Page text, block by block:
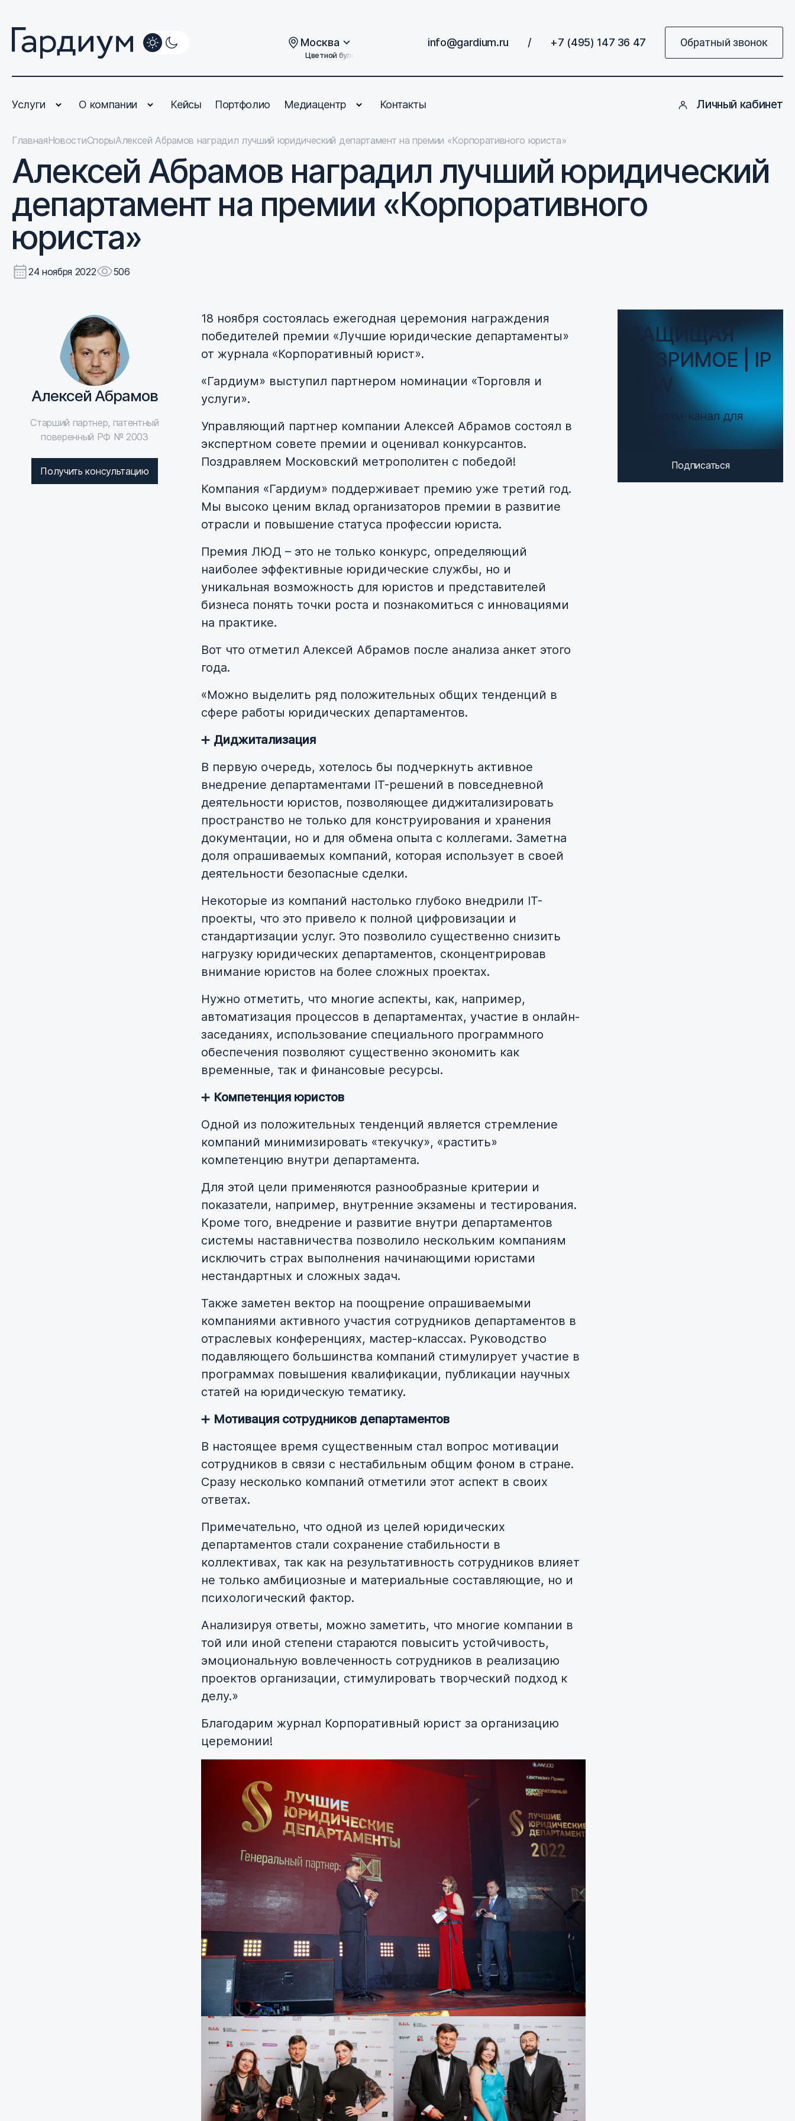
Москва
Цветной бульвар, дом 2
info@gardium.ru / +7 (495) 147 36 47 Обратный звонок
Услуги О компании Кейсы Портфолио Медиацентр Контакты Личный кабинет
ГлавнаяНовостиСпорыАлексей Абрамов наградил лучший юридический департамент на премии «Корпоративного юриста»
Алексей Абрамов наградил лучший юридический
департамент на премии «Корпоративного
юриста»
24 ноября 2022 506
18 ноября состоялась ежегодная церемония награждения
победителей премии «Лучшие юридические департаменты»
от журнала «Корпоративный юрист».
«Гардиум» выступил партнером номинации «Торговля и
услуги».
Управляющий партнер компании Алексей Абрамов состоял в
экспертном совете премии и оценивал конкурсантов.
Поздравляем Московский метрополитен с победой!
Компания «Гардиум» поддерживает премию уже третий год.
Мы высоко ценим вклад организаторов премии в развитие
отрасли и повышение статуса профессии юриста.
Премия ЛЮД – это не только конкурс, определяющий
наиболее эффективные юридические службы, но и
уникальная возможность для юристов и представителей
бизнеса понять точки роста и познакомиться с инновациями
на практике.
Вот что отметил Алексей Абрамов после анализа анкет этого
года.
«Можно выделить ряд положительных общих тенденций в
сфере работы юридических департаментов.
➕ Диджитализация
В первую очередь, хотелось бы подчеркнуть активное
внедрение департаментами IT-решений в повседневной
деятельности юристов, позволяющее диджитализировать
пространство не только для конструирования и хранения
документации, но и для обмена опыта с коллегами. Заметна
доля опрашиваемых компаний, которая использует в своей
деятельности безопасные сделки.
Некоторые из компаний настолько глубоко внедрили IT-
проекты, что это привело к полной цифровизации и
стандартизации услуг. Это позволило существенно снизить
нагрузку юридических департаментов, сконцентрировав
внимание юристов на более сложных проектах.
Нужно отметить, что многие аспекты, как, например,
автоматизация процессов в департаментах, участие в онлайн-
заседаниях, использование специального программного
обеспечения позволяют существенно экономить как
временные, так и финансовые ресурсы.
➕ Компетенция юристов
Одной из положительных тенденций является стремление
компаний минимизировать «текучку», «растить»
компетенцию внутри департамента.
Для этой цели применяются разнообразные критерии и
показатели, например, внутренние экзамены и тестирования.
Кроме того, внедрение и развитие внутри департаментов
системы наставничества позволило нескольким компаниям
исключить страх выполнения начинающими юристами
нестандартных и сложных задач.
Также заметен вектор на поощрение опрашиваемыми
компаниями активного участия сотрудников департаментов в
отраслевых конференциях, мастер-классах. Руководство
подавляющего большинства компаний стимулирует участие в
программах повышения квалификации, публикации научных
статей на юридическую тематику.
➕ Мотивация сотрудников департаментов
В настоящее время существенным стал вопрос мотивации
сотрудников в связи с нестабильным общим фоном в стране.
Сразу несколько компаний отметили этот аспект в своих
ответах.
Примечательно, что одной из целей юридических
департаментов стали сохранение стабильности в
коллективах, так как на результативность сотрудников влияет
не только амбициозные и материальные составляющие, но и
психологический фактор.
Анализируя ответы, можно заметить, что многие компании в
той или иной степени стараются повысить устойчивость,
эмоциональную вовлеченность сотрудников в реализацию
проектов организации, стимулировать творческий подход к
делу.»
Благодарим журнал Корпоративный юрист за организацию
церемонии!
Алексей Абрамов
Старший партнер, патентный
поверенный РФ № 2003
Получить консультацию
ЗАЩИЩАЯ
НЕЗРИМОЕ | IP
LAW
Телеграм-канал для
Подписаться